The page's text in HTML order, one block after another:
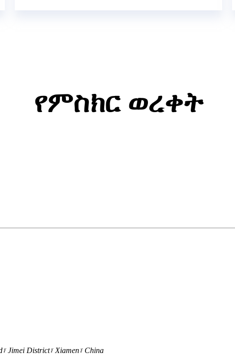
የምስክር ወረቀት
District፣ Xiamen፣ China